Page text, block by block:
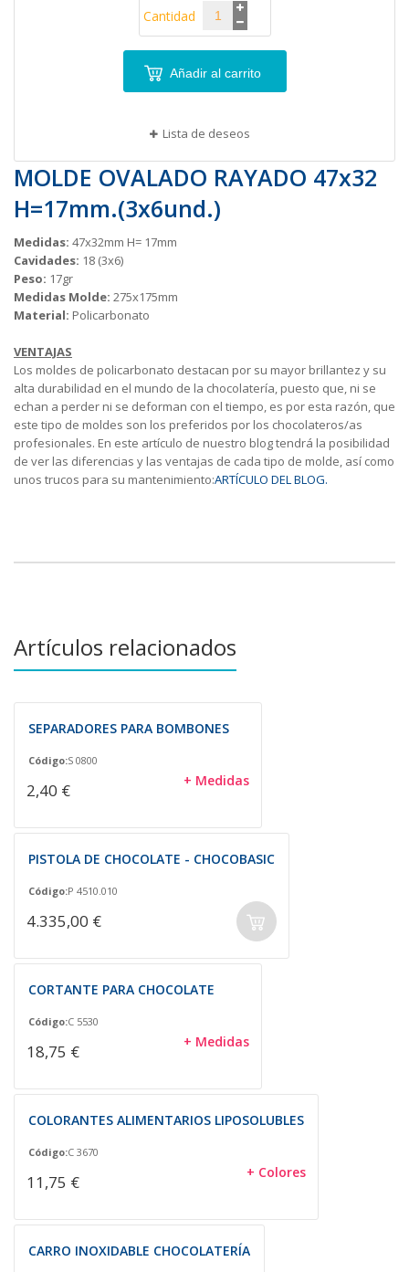
Cantidad
Añadir al carrito
Lista de deseos
MOLDE OVALADO RAYADO 47x32
H=17mm.(3x6und.)
Medidas: 47x32mm H= 17mm
Cavidades: 18 (3x6)
Peso: 17gr
Medidas Molde: 275x175mm
Material: Policarbonato
VENTAJAS
Los moldes de policarbonato destacan por su mayor brillantez y su
alta durabilidad en el mundo de la chocolatería, puesto que, ni se
echan a perder ni se deforman con el tiempo, es por esta razón, que
este tipo de moldes son los preferidos por los chocolateros/as
profesionales. En este artículo de nuestro blog tendrá la posibilidad
de ver las diferencias y las ventajas de cada tipo de molde, así como
unos trucos para su mantenimiento:ARTÍCULO DEL BLOG.
Artículos relacionados
SEPARADORES PARA BOMBONES
Código:S 0800
2,40 € + Medidas
PISTOLA DE CHOCOLATE - CHOCOBASIC
Código:P 4510.010
4.335,00 €
CORTANTE PARA CHOCOLATE
Código:C 5530
18,75 € + Medidas
COLORANTES ALIMENTARIOS LIPOSOLUBLES
Código:C 3670
11,75 € + Colores
CARRO INOXIDABLE CHOCOLATERÍA